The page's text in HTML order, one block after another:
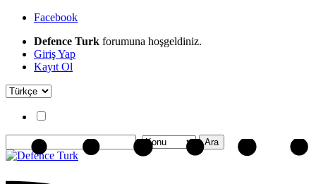
Facebook
Defence Turk forumuna hoşgeldiniz.
Giriş Yap
Kayıt Ol